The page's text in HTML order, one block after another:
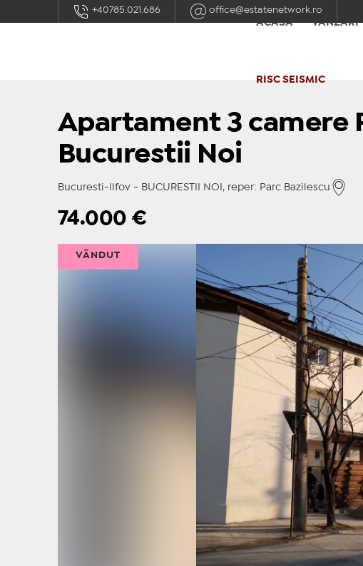
+40785.021.686
office@estatenetwork.ro
ACASĂ
VÂNZĂRI
RISC SEISMIC
Apartament 3 camere
Bucurestii Noi
Bucuresti-Ilfov - BUCURESTII NOI, reper: Parc Bazilescu
74.000€
VÂNDUT